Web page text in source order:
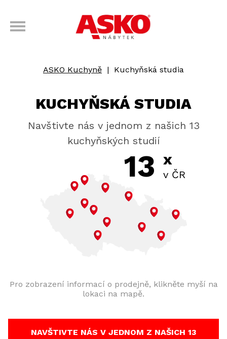
ASKO Kuchyně | Kuchyňská studia
KUCHYŇSKÁ STUDIA
Navštivte nás v jednom z našich 13
kuchyňských studií
13 x
v ČR
Pro zobrazení informací o prodejně, klikněte myší na
lokaci na mapě.
NAVŠTIVTE NÁS V JEDNOM Z NAŠICH 13